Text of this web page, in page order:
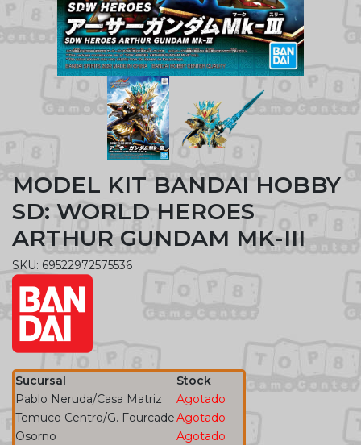
MODEL KIT BANDAI HOBBY
SD: WORLD HEROES
ARTHUR GUNDAM MK-III
SKU: 69522972575536
Sucursal
Stock
Pablo Neruda/Casa Matriz
Agotado
Temuco Centro/G. FourcadeAgotado
Osorno
Agotado